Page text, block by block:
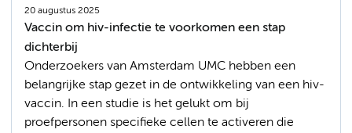
20 augustus 2025
Vaccin om hiv-infectie te voorkomen een stap
dichterbij
Onderzoekers van Amsterdam UMC hebben een
belangrijke stap gezet in de ontwikkeling van een hiv-
vaccin. In een studie is het gelukt om bij
proefpersonen specifieke cellen te activeren die